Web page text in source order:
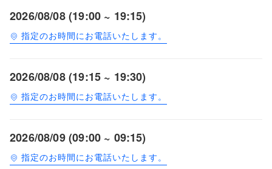
2026/08/08 (19:00 ~ 19:15)
指定のお時間にお電話いたします。
2026/08/08 (19:15 ~ 19:30)
指定のお時間にお電話いたします。
2026/08/09 (09:00 ~ 09:15)
指定のお時間にお電話いたします。